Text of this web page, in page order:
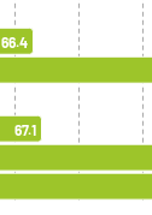
66.4
67.1